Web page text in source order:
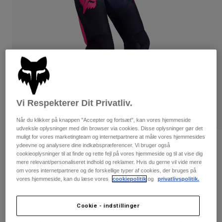
Jakker
Beskyttelser
Briller
Sokker
Reservedele
Jakker
Protections
Briller
Sokker
Tasker & tilbehør
Spare parts
Women
T-Shirts & Tops
Hoodies og sweatre
Jakker
Bukser & Shorts
Shirts
Se alle
Se alle
Helmets
Jerseys
Pants
Boots
Guards
Gloves
Women's 180 Shield-bukser
Artikelnr.36350
See the full kithere.
Vi Respekterer Dit Privatliv.
Når du klikker på knappen "Accepter og fortsæt", kan vores hjemmeside
udveksle oplysninger med din browser via cookies. Disse oplysninger gør det
muligt for vores marketingteam og internetpartnere at måle vores hjemmesides
ydeevne og analysere dine indkøbspræferencer. Vi bruger også
cookieoplysninger til at finde og rette fejl på vores hjemmeside og til at vise dig
mere relevant/personaliseret indhold og reklamer. Hvis du gerne vil vide mere
om vores internetpartnere og de forskellige typer af cookies, der bruges på
vores hjemmeside, kan du læse vores
cookiepolitik og privatlivspolitik.
Cookie - indstillinger